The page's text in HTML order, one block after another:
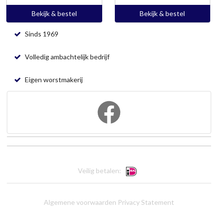
Bekijk & bestel Bekijk & bestel
Sinds 1969
Volledig ambachtelijk bedrijf
Eigen worstmakerij
Veilig betalen:
Algemene voorwaarden Privacy Statement